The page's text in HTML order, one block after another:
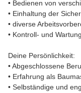
• Bedienen von
• Einhaltung der
• diverse
• Kontroll- und
Deine Persönlichkeit:
• Abgeschlossene
• Erfahrung als
• Selbständige und